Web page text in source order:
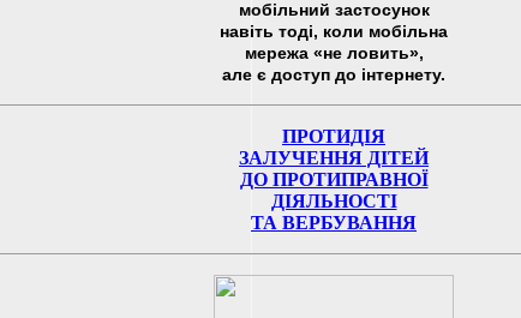
мобільний застосунок
навіть тоді, коли мобільна
мережа «не ловить»,
але є доступ до інтернету.
ПРОТИДІЯ
ЗАЛУЧЕННЯ ДІТЕЙ
ДО ПРОТИПРАВНОЇ
ДІЯЛЬНОСТІ
ТА ВЕРБУВАННЯ